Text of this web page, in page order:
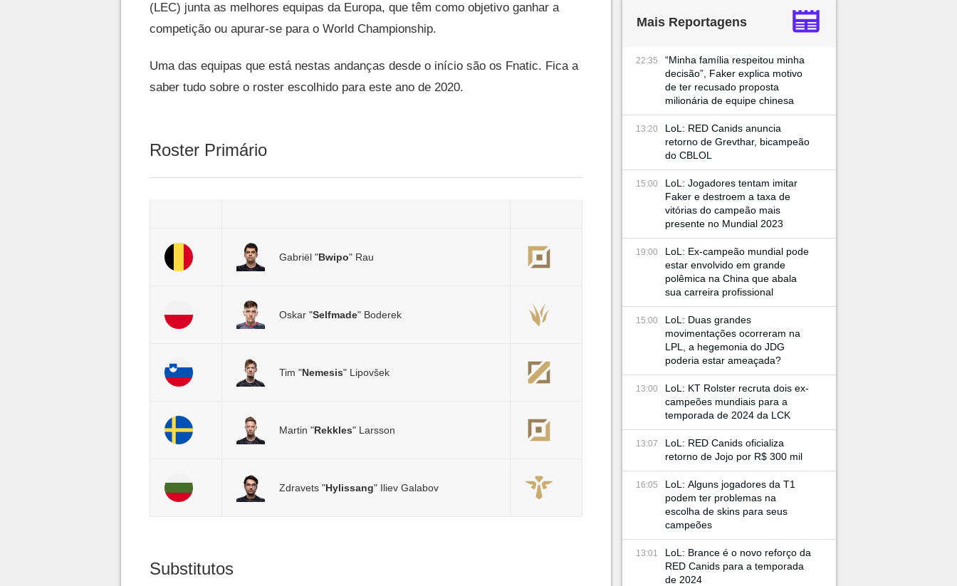
(LEC) junta as melhores equipas da Europa, que têm como objetivo ganhar a
competição ou apurar-se para o World Championship.
Uma das equipas que está nestas andanças desde o início são os Fnatic. Fica a
saber tudo sobre o roster escolhido para este ano de 2020.
Roster Primário
Gabriël "Bwipo" Rau
Oskar "Selfmade" Boderek
Tim "Nemesis" Lipovšek
Martin "Rekkles" Larsson
Zdravets "Hylissang" Iliev Galabov
Substitutos
Mais Reportagens
22:35
“Minha família respeitou minha
decisão”, Faker explica motivo
de ter recusado proposta
milionária de equipe chinesa
13:20
LoL: RED Canids anuncia
retorno de Grevthar, bicampeão
do CBLOL
15:00
LoL: Jogadores tentam imitar
Faker e destroem a taxa de
vitórias do campeão mais
presente no Mundial 2023
19:00
LoL: Ex-campeão mundial pode
estar envolvido em grande
polêmica na China que abala
sua carreira profissional
15:00
LoL: Duas grandes
movimentações ocorreram na
LPL, a hegemonia do JDG
poderia estar ameaçada?
13:00
LoL: KT Rolster recruta dois ex-
campeões mundiais para a
temporada de 2024 da LCK
13:07
LoL: RED Canids oficializa
retorno de Jojo por R$ 300 mil
16:05
LoL: Alguns jogadores da T1
podem ter problemas na
escolha de skins para seus
campeões
13:01
LoL: Brance é o novo reforço da
RED Canids para a temporada
de 2024